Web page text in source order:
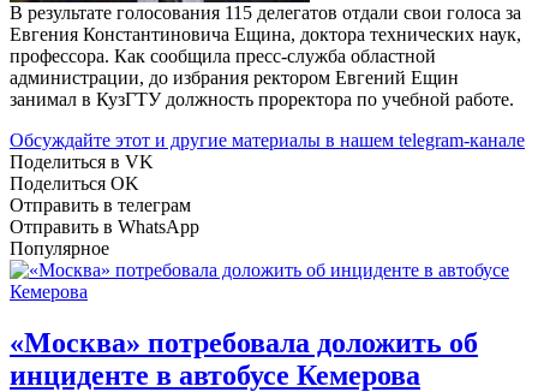
В результате голосования 115 делегатов отдали свои голоса за
Евгения Константиновича Ещина, доктора технических наук,
профессора. Как сообщила пресс-служба областной
администрации, до избрания ректором Евгений Ещин
занимал в КузГТУ должность проректора по учебной работе.
Обсуждайте этот и другие материалы в нашем telegram-канале
Поделиться в VK
Поделиться OK
Отправить в телеграм
Отправить в WhatsApp
Популярное
«Москва» потребовала доложить об
инциденте в автобусе Кемерова